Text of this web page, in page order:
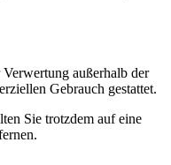
außerhalb der
Gebrauch gestattet.
Sie trotzdem auf eine